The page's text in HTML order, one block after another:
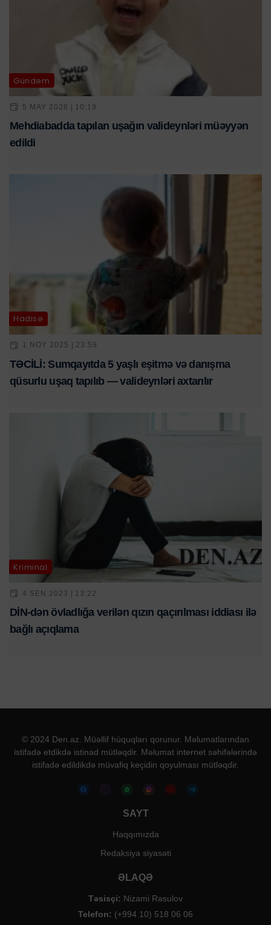
Gündəm
5 MAY 2026 | 10:19
Mehdiabadda tapılan uşağın valideynləri müəyyən
edildi
Hadisə
1 NOY 2025 | 23:59
TƏCİLİ: Sumqayıtda 5 yaşlı eşitmə və danışma
qüsurlu uşaq tapılıb — valideynləri axtarılır
Kriminal
4 SEN 2023 | 13:22
DİN-dən övladlığa verilən qızın qaçırılması iddiası ilə
bağlı açıqlama
© 2024 Den.az. Müəllif hüquqları qorunur. Məlumatlarından
istifadə etdikdə istinad mütləqdir. Məlumat internet səhifələrində
istifadə edildikdə müvafiq keçidin qoyulması mütləqdir.
SAYT
Haqqımızda
Redaksiya siyasəti
ƏLAQƏ
Təsisçi: Nizami Rəsulov
Telefon: (+994 10) 518 06 06